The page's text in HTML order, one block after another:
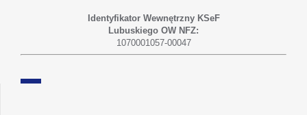
Identyfikator Wewnętrzny KSeF
Lubuskiego OW NFZ:
1070001057-00047